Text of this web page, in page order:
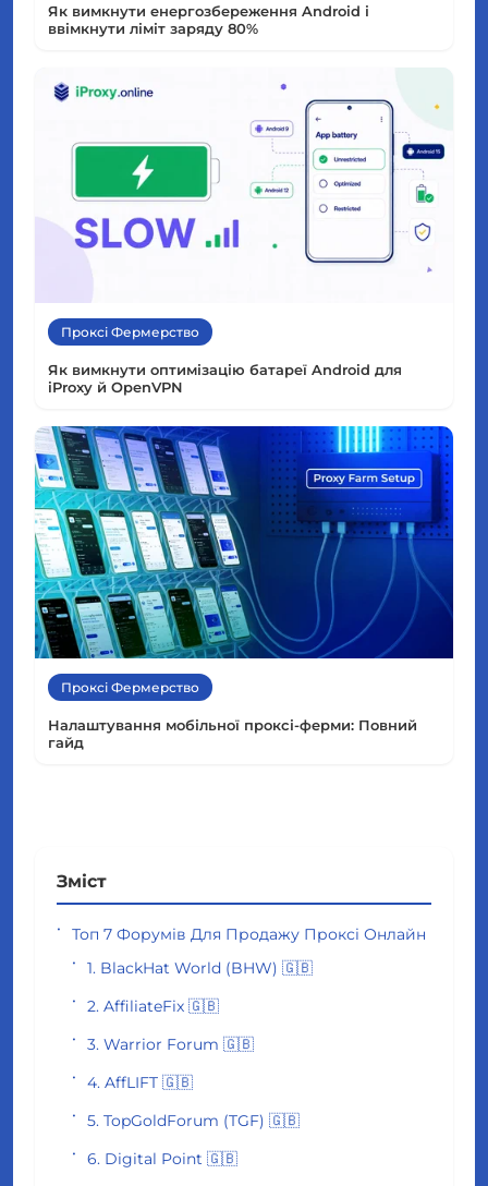
Як вимкнути енергозбереження Android і
ввімкнути ліміт заряду 80%
Проксі Фермерство
Як вимкнути оптимізацію батареї Android для
iProxy й OpenVPN
Проксі Фермерство
Налаштування мобільної проксі-ферми: Повний
гайд
Зміст
Топ 7 Форумів Для Продажу Проксі Онлайн
1. BlackHat World (BHW) 🇬🇧
2. AffiliateFix 🇬🇧
3. Warrior Forum 🇬🇧
4. AffLIFT 🇬🇧
5. TopGoldForum (TGF) 🇬🇧
6. Digital Point 🇬🇧